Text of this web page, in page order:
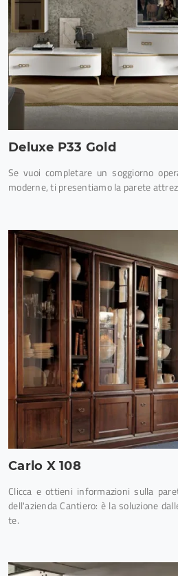
Deluxe P33 Gold
Se vuoi completare un soggiorno
moderne, ti presentiamo la parete
Carlo X 108
Clicca e ottieni informazioni sulla
dell'azienda Cantiero: è la soluzione
te.